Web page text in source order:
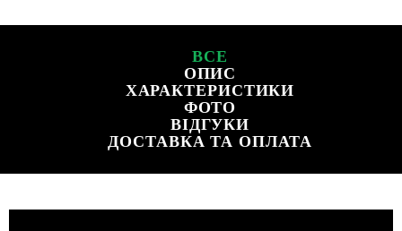
ВСЕ
ОПИС
ХАРАКТЕРИСТИКИ
ФОТО
ВІДГУКИ
ДОСТАВКА ТА ОПЛАТА